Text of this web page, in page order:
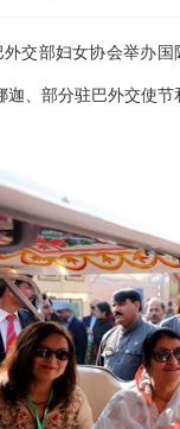
部妇女协会举办国
、部分驻巴外交使节